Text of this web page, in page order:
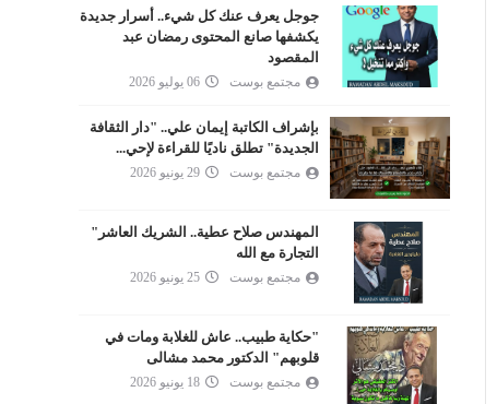
جوجل يعرف عنك كل شيء.. أسرار جديدة
يكشفها صانع المحتوى رمضان عبد
المقصود
مجتمع بوست 06 يوليو 2026
بإشراف الكاتبة إيمان علي.. "دار الثقافة
الجديدة" تطلق ناديًا للقراءة لإحي...
مجتمع بوست 29 يونيو 2026
المهندس صلاح عطية.. الشريك العاشر"
التجارة مع الله
مجتمع بوست 25 يونيو 2026
"حكاية طبيب.. عاش للغلابة ومات في
قلوبهم" الدكتور محمد مشالى
مجتمع بوست 18 يونيو 2026